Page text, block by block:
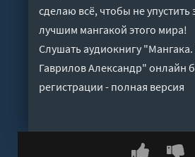
сделаю всё, чтобы не упустить
лучшим мангакой этого мира!
Слушать аудиокнигу "Мангака.
Гаврилов Александр" онлайн
регистрации - полная версия